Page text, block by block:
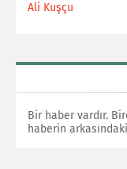
Ali Kuşçu
Bir haber vardır.
haberin